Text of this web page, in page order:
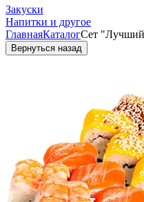
Закуски
Напитки и другое
ГлавнаяКаталогСет
Вернуться назад